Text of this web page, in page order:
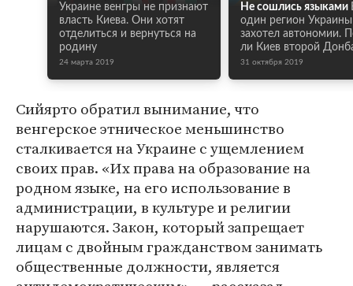
Украине венгры не признают
власть Киева. Они хотят
отделиться и вернуться на
родину
24 марта 2019
Не сошлись языками
один регион Украины
захотел автономии.
ли Киев второй
31 октября 2019
Сийярто обратил вынимание, что
венгерское этническое меньшинство
сталкивается на Украине с ущемлением
своих прав. «Их права на образование на
родном языке, на его использование в
администрации, в культуре и религии
нарушаются. Закон, который запрещает
лицам с двойным гражданством занимать
общественные должности, является